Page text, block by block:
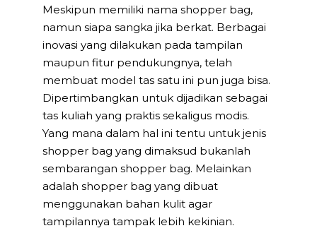
Meskipun memiliki nama shopper bag,
namun siapa sangka jika berkat. Berbagai
inovasi yang dilakukan pada tampilan
maupun fitur pendukungnya, telah
membuat model tas satu ini pun juga bisa.
Dipertimbangkan untuk dijadikan sebagai
tas kuliah yang praktis sekaligus modis.
Yang mana dalam hal ini tentu untuk jenis
shopper bag yang dimaksud bukanlah
sembarangan shopper bag. Melainkan
adalah shopper bag yang dibuat
menggunakan bahan kulit agar
tampilannya tampak lebih kekinian.